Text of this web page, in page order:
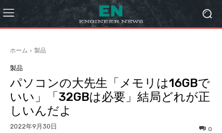
ホーム 製品
製品
パソコンの大先生「メモリは16GBで
いい」「32GBは必要」結局どれが正
しいんだよ
2022年9月30日 0